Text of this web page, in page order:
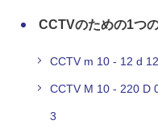
CCTVのための1つ
CCTV m 10 - 12 d
CCTV M 10 - 220 D
3